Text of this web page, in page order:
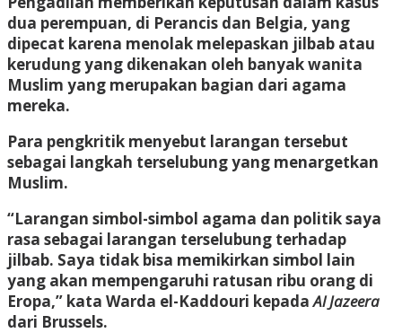
dua perempuan, di Perancis dan Belgia, yang
dipecat karena menolak melepaskan jilbab atau
kerudung yang dikenakan oleh banyak wanita
Muslim yang merupakan bagian dari agama
mereka.
Para pengkritik menyebut larangan tersebut
sebagai langkah terselubung yang menargetkan
Muslim.
“Larangan simbol-simbol agama dan politik saya
rasa sebagai larangan terselubung terhadap
jilbab. Saya tidak bisa memikirkan simbol lain
yang akan mempengaruhi ratusan ribu orang di
Eropa,” kata Warda el-Kaddouri kepadaAl Jazeera
dari Brussels.